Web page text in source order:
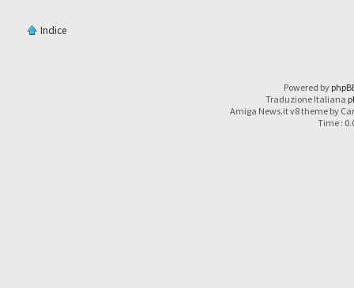
Indice
Powered by
Traduzione Italiana
Amiga News.it v8 theme by
Time :